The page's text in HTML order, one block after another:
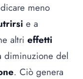
meno
e a
altri effetti
diminuzione del
. Ciò genera